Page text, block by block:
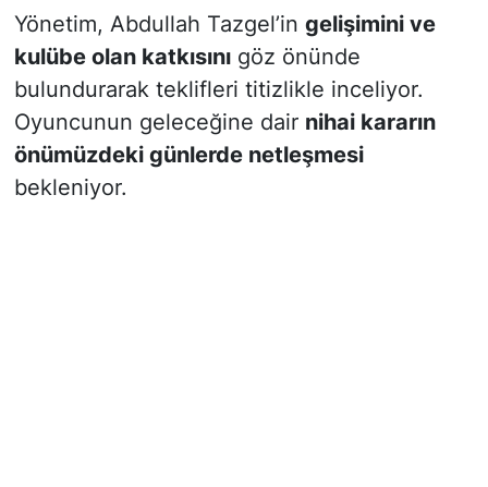
Yönetim, Abdullah Tazgel’in gelişimini ve
kulübe olan katkısınıgöz önünde
bulundurarak teklifleri titizlikle inceliyor.
Oyuncunun geleceğine dair nihai kararın
önümüzdeki günlerde netleşmesi
bekleniyor.